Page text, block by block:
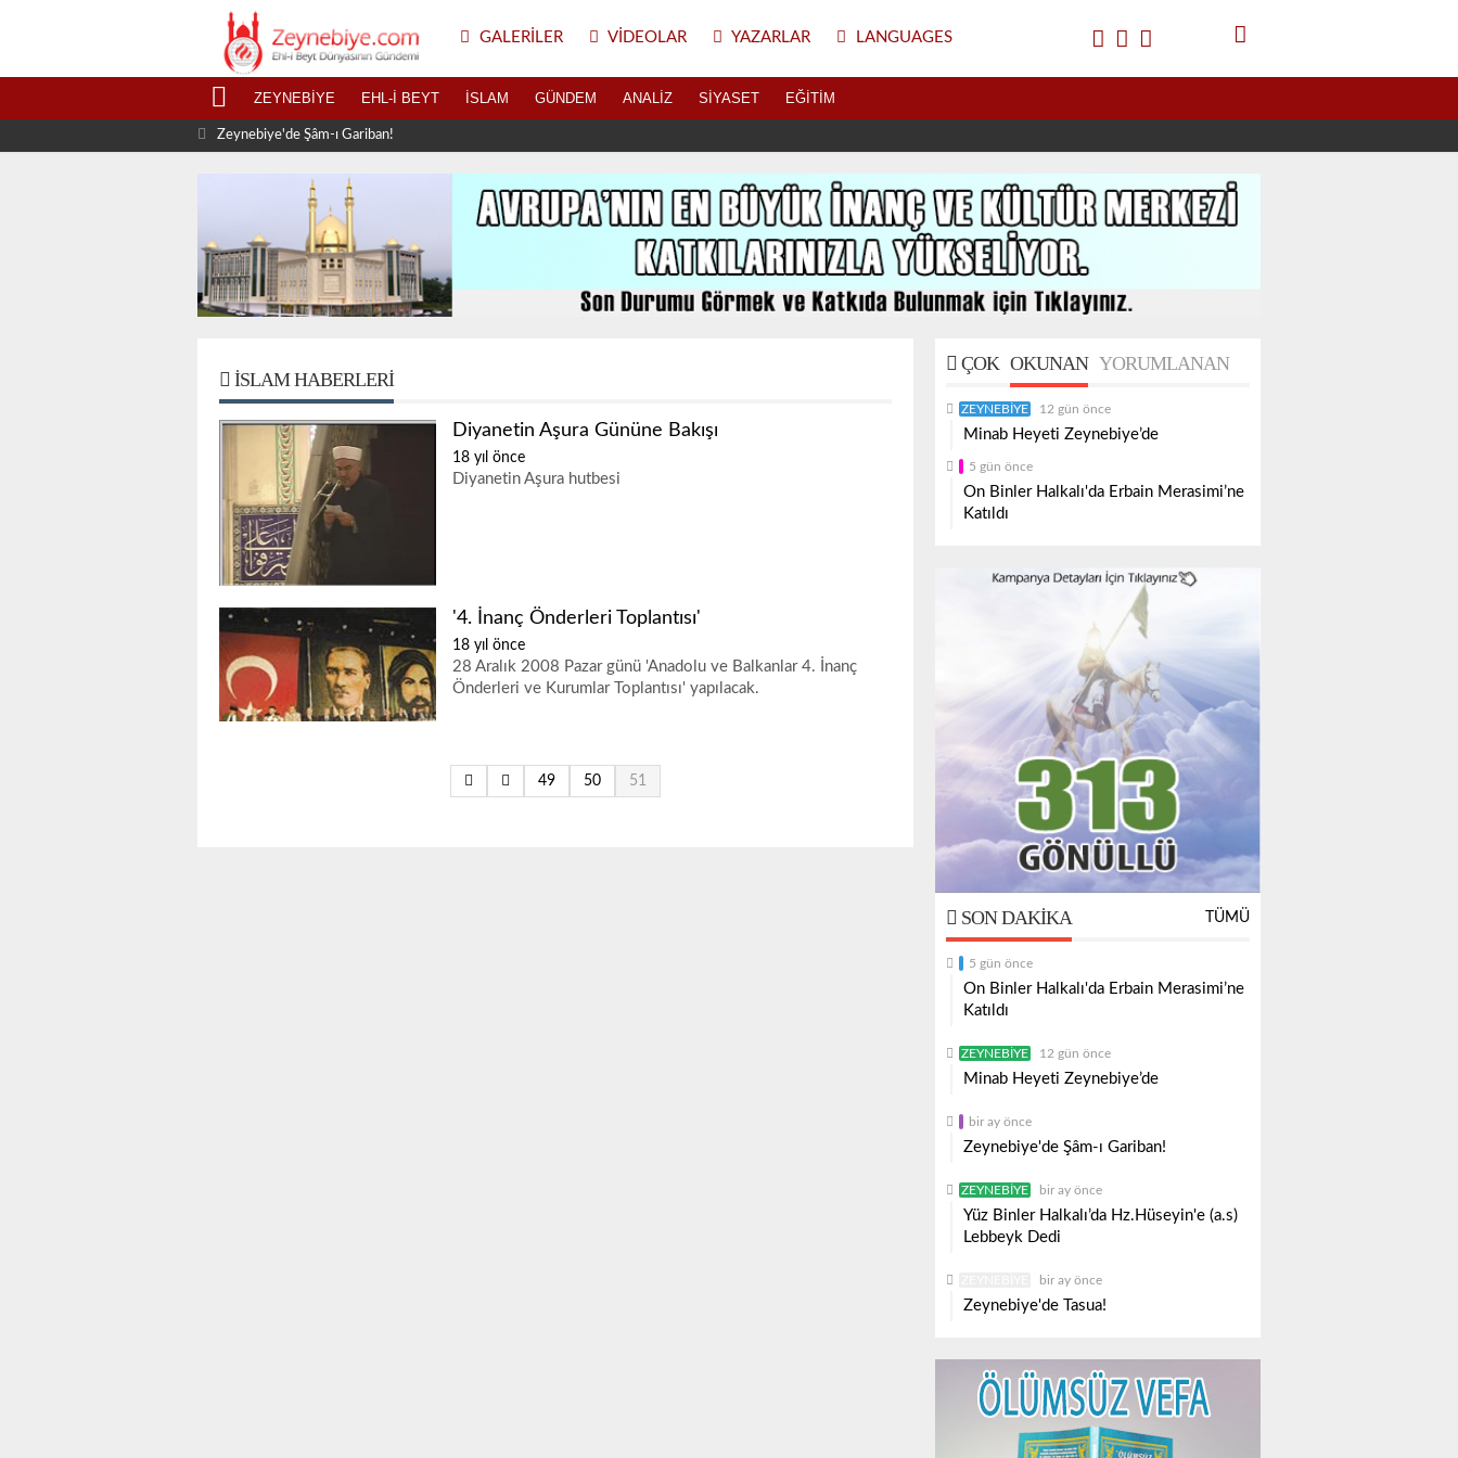
GALERILER VIDEOLAR YAZARLAR LANGUAGES
ZEYNEBIYE EHL-I BEYT İSLAM GÜNDEM ANALIZ SIYASET EĞITIM
Zeynebiye'de Şâm-ı Gariban!
İSLAM HABERLERI
Diyanetin Aşura Gününe Bakışı
18 yıl önce
Diyanetin Aşura hutbesi
'4. İnanç Önderleri Toplantısı'
18 yıl önce
28 Aralık 2008 Pazar günü 'Anadolu ve Balkanlar 4. İnanç
Önderleri ve Kurumlar Toplantısı' yapılacak.
49 50 51
ÇOK OKUNAN YORUMLANAN
ZEYNEBIYE 12 gün önce
Minab Heyeti Zeynebiye’de
5 gün önce
On Binler Halkalı'da Erbain Merasimi’ne
Katıldı
SON DAKIKA TÜMÜ
5 gün önce
On Binler Halkalı'da Erbain Merasimi’ne
Katıldı
ZEYNEBIYE 12 gün önce
Minab Heyeti Zeynebiye’de
bir ay önce
Zeynebiye'de Şâm-ı Gariban!
ZEYNEBIYE bir ay önce
Yüz Binler Halkalı’da Hz.Hüseyin'e (a.s)
Lebbeyk Dedi
bir ay önce
Zeynebiye'de Tasua!